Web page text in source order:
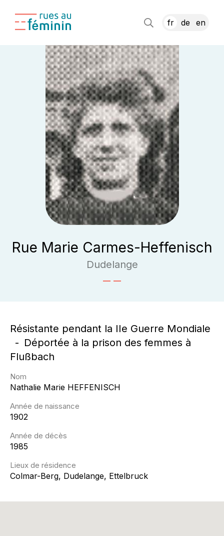
fr de en
Rue Marie Carmes-Heffenisch
Dudelange
Résistante pendant la IIe Guerre Mondiale
Déportée à la prison des femmes à
Flußbach
Nom
Nathalie Marie HEFFENISCH
Année de naissance
1902
Année de décès
1985
Lieux de résidence
Colmar-Berg, Dudelange, Ettelbruck